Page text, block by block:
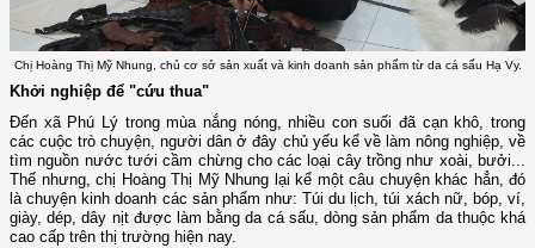
Chị Hoàng Thị Mỹ Nhung, chủ cơ sở sản xuất và kinh doanh sản phẩm từ da cá sấu Hạ Vy.
Khởi nghiệp để "cứu thua"
Đến xã Phú Lý trong mùa nắng nóng, nhiều con suối đã cạn khô, trong
các cuộc trò chuyện, người dân ở đây chủ yếu kể về làm nông nghiệp, về
tìm nguồn nước tưới cầm chừng cho các loại cây trồng như xoài, bưởi...
Thế nhưng, chị Hoàng Thị Mỹ Nhung lại kể một câu chuyện khác hẳn, đó
là chuyện kinh doanh các sản phẩm như: Túi du lịch, túi xách nữ, bóp, ví,
giày, dép, dây nịt được làm bằng da cá sấu, dòng sản phẩm da thuộc khá
cao cấp trên thị trường hiện nay.